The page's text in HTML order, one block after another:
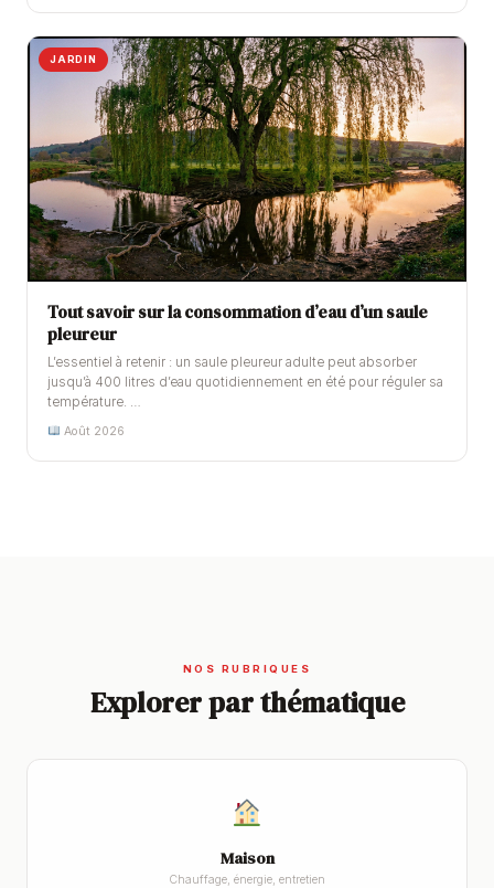
JARDIN
Tout savoir sur la consommation d’eau d’un saule
pleureur
L’essentiel à retenir : un saule pleureur adulte peut absorber
jusqu’à 400 litres d’eau quotidiennement en été pour réguler sa
température. …
Août 2026
NOS RUBRIQUES
Explorer par thématique
Maison
Chauffage, énergie, entretien